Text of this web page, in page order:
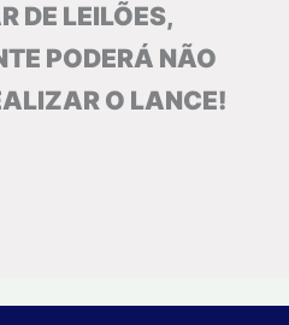
DE LEILÕES,
PODERÁ NÃO
O LANCE!